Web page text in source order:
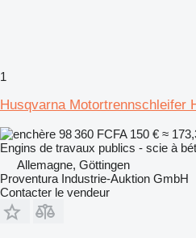
1
Husqvarna Motortrennschleifer
98 360 FCFA 150 € ≈
Engins de travaux publics - scie à
Allemagne, Göttingen
Proventura Industrie-Auktion GmbH
Contacter le vendeur